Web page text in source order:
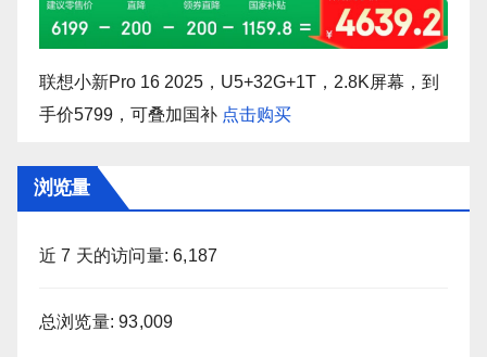
联想小新Pro 16 2025，U5+32G+1T，2.8K屏幕，到
手价5799，可叠加国补 点击购买
浏览量
近 7 天的访问量:6,187
总浏览量:93,009